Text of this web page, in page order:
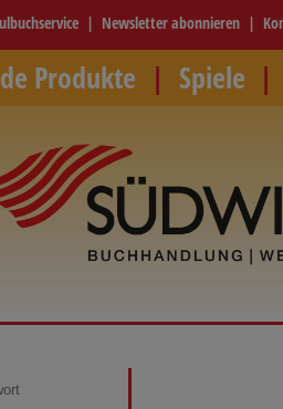
Newsletter abonnieren
Produkte Spiele